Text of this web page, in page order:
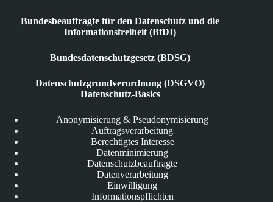
Bundesbeauftragte für den Datenschutz und die
Informationsfreiheit (BfDI)
Bundesdatenschutzgesetz (BDSG)
Datenschutzgrundverordnung (DSGVO)
Datenschutz-Basics
Anonymisierung & Pseudonymisierung
Auftragsverarbeitung
Berechtigtes Interesse
Datenminimierung
Datenschutzbeauftragte
Datenverarbeitung
Einwilligung
Informationspflichten